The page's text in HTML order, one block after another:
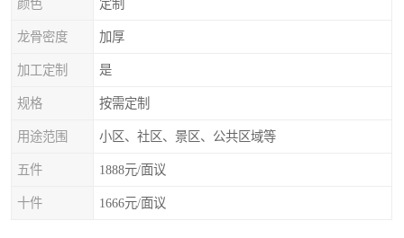
颜色 定制
龙骨密度 加厚
加工定制 是
规格 按需定制
用途范围 小区、社区、景区、公共区域等
五件 1888元/面议
十件 1666元/面议